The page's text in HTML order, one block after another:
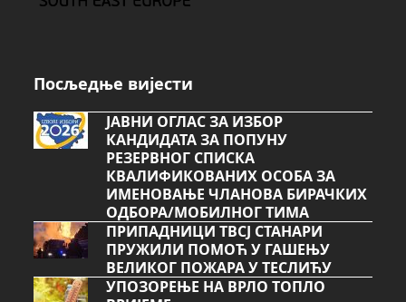
Посљедње вијести
ЈАВНИ ОГЛАС ЗА ИЗБОР
КАНДИДАТА ЗА ПОПУНУ
РЕЗЕРВНОГ СПИСКА
КВАЛИФИКОВАНИХ ОСОБА ЗА
ИМЕНОВАЊЕ ЧЛАНОВА БИРАЧКИХ
ОДБОРА/МОБИЛНОГ ТИМА
ПРИПАДНИЦИ ТВСЈ СТАНАРИ
ПРУЖИЛИ ПОМОЋ У ГАШЕЊУ
ВЕЛИКОГ ПОЖАРА У ТЕСЛИЋУ
УПОЗОРЕЊЕ НА ВРЛО ТОПЛО